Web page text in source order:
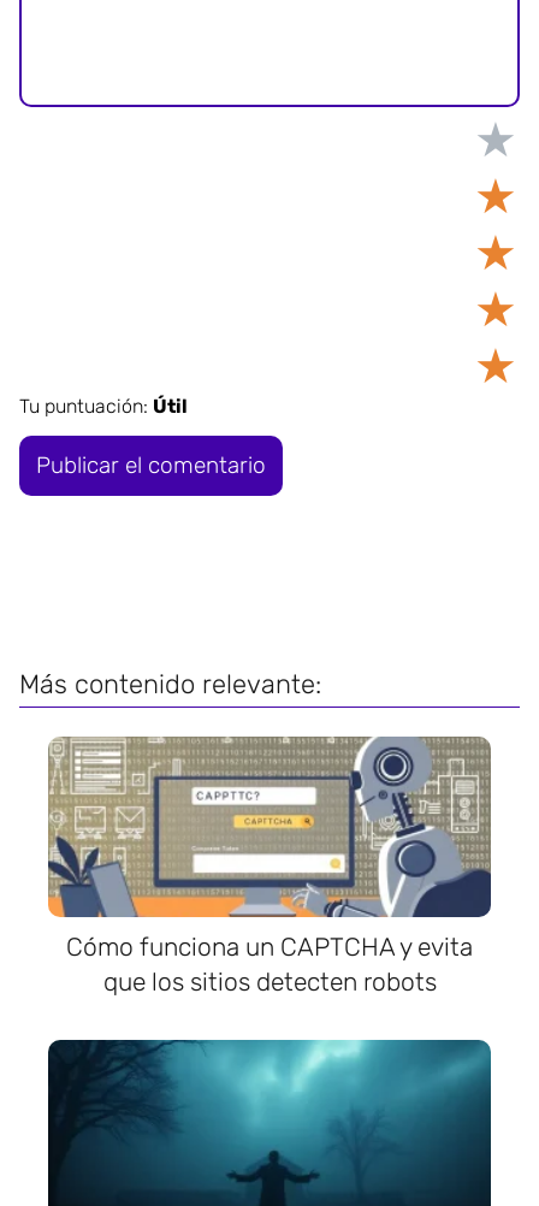
★
★
★
★
★
Tu puntuación: Útil
Más contenido relevante:
Cómo funciona un CAPTCHA y evita
que los sitios detecten robots